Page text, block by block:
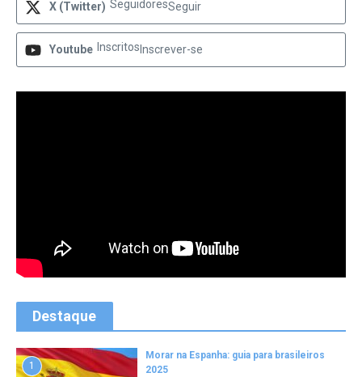
X (Twitter) SeguidoresSeguir
Youtube Inscritos Inscrever-se
Destaque
1
Morar na Espanha: guia para brasileiros
2025